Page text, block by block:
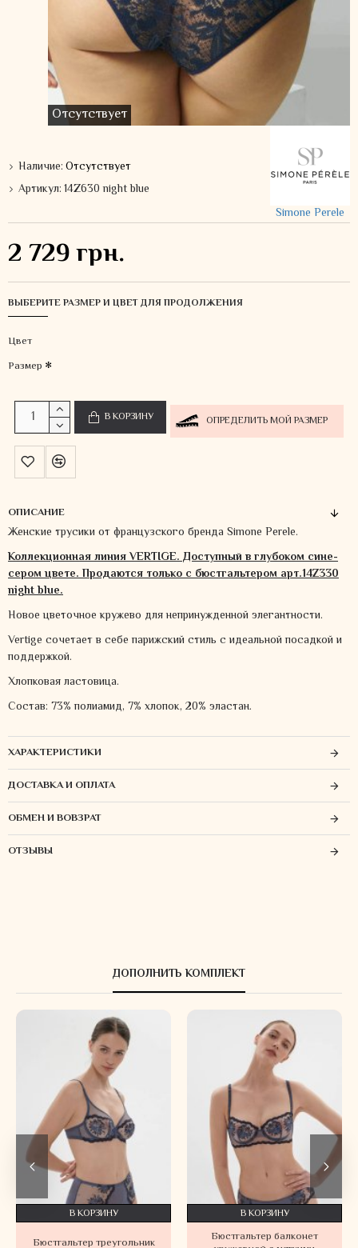
Отсутствует
Наличие:Отсутствует
Артикул:14Z630 night blue
Simone Perele
2 729 грн.
ВЫБЕРИТЕ РАЗМЕР И ЦВЕТ ДЛЯ ПРОДОЛЖЕНИЯ
Цвет
Размер
В КОРЗИНУ ОПРЕДЕЛИТЬ МОЙ РАЗМЕР
ОПИСАНИЕ
Женские трусики от французского бренда Simone Perele.
Коллекционная линия VERTIGE. Доступный в глубоком сине-
сером цвете. Продаются только с бюстгальтером арт.14Z330
night blue.
Новое цветочное кружево для непринужденной элегантности.
Vertige сочетает в себе парижский стиль с идеальной посадкой и
поддержкой.
Хлопковая ластовица.
Состав: 73% полиамид, 7% хлопок, 20% эластан.
ХАРАКТЕРИСТИКИ
ДОСТАВКА И ОПЛАТА
ОБМЕН И ВОВЗРАТ
ОТЗЫВЫ
ДОПОЛНИТЬ КОМПЛЕКТ
Бюстгальтер треугольник
В КОРЗИНУ
Бюстгальтер балконет
В КОРЗИНУ